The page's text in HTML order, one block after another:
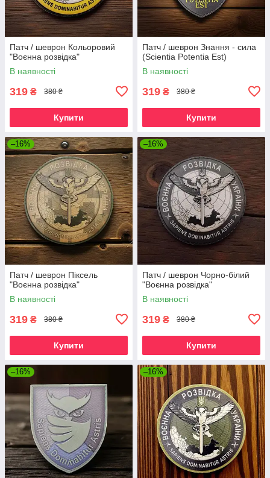
Патч / шеврон Кольоровий
"Воєнна розвідка"
В наявності
319 ₴ 380 ₴
Купити
Патч / шеврон Знання - сила
(Scientia Potentia Est)
В наявності
319 ₴ 380 ₴
Купити
–16%
Патч / шеврон Піксель
"Воєнна розвідка"
В наявності
319 ₴ 380 ₴
Купити
–16%
Патч / шеврон Чорно-білий
"Воєнна розвідка"
В наявності
319 ₴ 380 ₴
Купити
–16% –16%